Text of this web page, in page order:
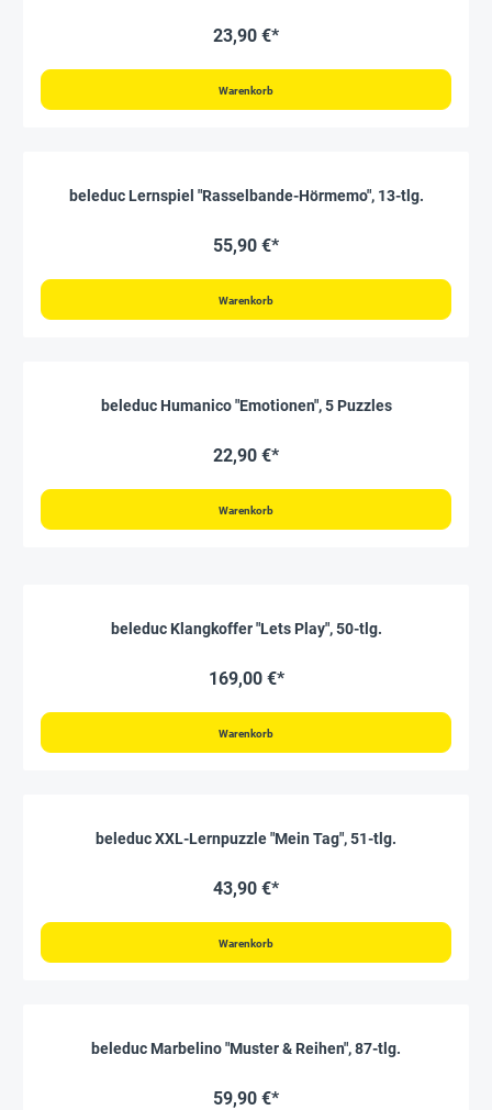
23,90 €*
Warenkorb
beleduc Lernspiel "Rasselbande-Hörmemo", 13-tlg.
55,90 €*
Warenkorb
beleduc Humanico "Emotionen", 5 Puzzles
22,90 €*
Warenkorb
beleduc Klangkoffer "Lets Play", 50-tlg.
169,00 €*
Warenkorb
beleduc XXL-Lernpuzzle "Mein Tag", 51-tlg.
43,90 €*
Warenkorb
beleduc Marbelino "Muster & Reihen", 87-tlg.
59,90 €*